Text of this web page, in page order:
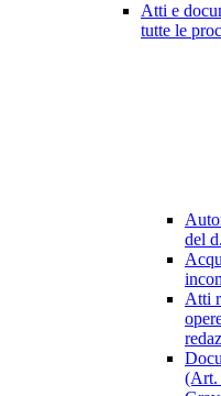
Atti e
tutte le
del
Atti
(Art.